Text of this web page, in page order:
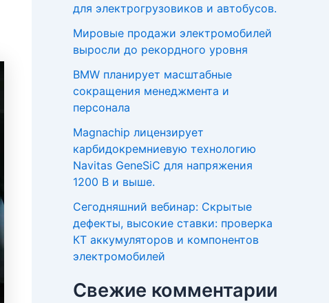
для электрогрузовиков и автобусов.
Мировые продажи электромобилей
выросли до рекордного уровня
BMW планирует масштабные
сокращения менеджмента и
персонала
Magnachip лицензирует
карбидокремниевую технологию
Navitas GeneSiC для напряжения
1200 В и выше.
Сегодняшний вебинар: Скрытые
дефекты, высокие ставки: проверка
КТ аккумуляторов и компонентов
электромобилей
Свежие комментарии